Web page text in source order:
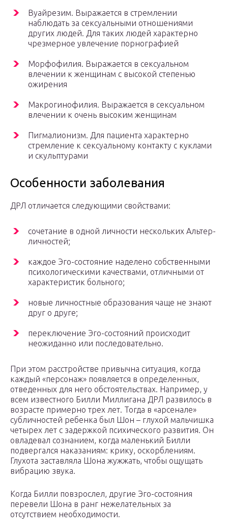
Вуайрезим. Выражается в стремлении
наблюдать за сексуальными отношениями
других людей. Для таких людей характерно
чрезмерное увлечение порнографией
Морфофилия. Выражается в сексуальном
влечении к женщинам с высокой степенью
ожирения
Макрогинофилия. Выражается в сексуальном
влечении к очень высоким женщинам
Пигмалионизм. Для пациента характерно
стремление к сексуальному контакту с куклами
и скульптурами
Особенности заболевания
ДРЛ отличается следующими свойствами:
сочетание в одной личности нескольких Альтер-
личностей;
каждое Эго-состояние наделено собственными
психологическими качествами, отличными от
характеристик больного;
новые личностные образования чаще не знают
друг о друге;
переключение Эго-состояний происходит
неожиданно или последовательно.
При этом расстройстве привычна ситуация, когда
каждый «персонаж» появляется в определенных,
отведенных для него обстоятельствах. Например, у
всем известного Билли Миллигана ДРЛ развилось в
возрасте примерно трех лет. Тогда в «арсенале»
субличностей ребенка был Шон – глухой мальчишка
четырех лет с задержкой психического развития. Он
овладевал сознанием, когда маленький Билли
подвергался наказаниям: крику, оскорблениям.
Глухота заставляла Шона жужжать, чтобы ощущать
вибрацию звука.
Когда Билли повзрослел, другие Эго-состояния
перевели Шона в ранг нежелательных за
отсутствием необходимости.